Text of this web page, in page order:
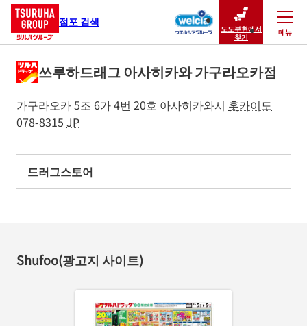
점포 검색
도도부현에서
찾기
메뉴
닫기
쓰루하드래그 아사히카와 가구라오카점
가구라오카 5조 6가 4번 20호 아사히카와시 홋카이도
078-8315 JP
드러그스토어
Shufoo(광고지 사이트)